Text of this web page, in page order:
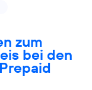
zum
bei den
Prepaid